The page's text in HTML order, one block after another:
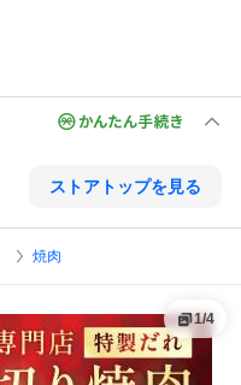
ストアトップを見る
焼肉
1/4